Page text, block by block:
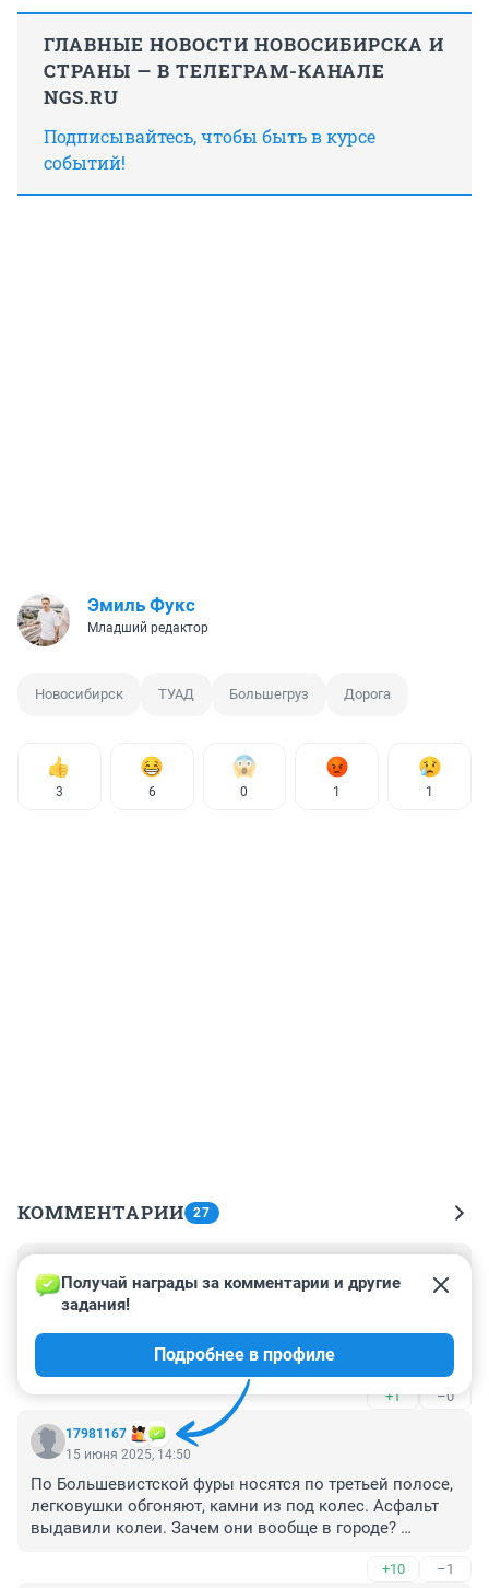
ГЛАВНЫЕ НОВОСТИ НОВОСИБИРСКА И
СТРАНЫ — В ТЕЛЕГРАМ-КАНАЛЕ
NGS.RU
Подписывайтесь, чтобы быть в курсе
событий!
Эмиль Фукс
Младший редактор
Новосибирск ТУАД Большегруз Дорога
3 6 0 1 1
КОММЕНТАРИИ 27
15 июня 2025, 20:43
То есть, после августа полотно беречь не надо, а,
даже, наоборот, побыстрее угробить его и ждать
следующего поступления из федерального бюджета
для последующей замены. Ничего нового не
придумали, схема, хоть и старая, но рабочая. +1 –0
17981167
Получай награды за комментарии и другие
задания!
Подробнее в профиле
15 июня 2025, 14:50
По Большевистской фуры носятся по третьей полосе,
легковушки обгоняют, камни из под колес. Асфальт
выдавили колеи. Зачем они вообще в городе?
грузовичках доставка по городу. В Москве ближе
+10 –1